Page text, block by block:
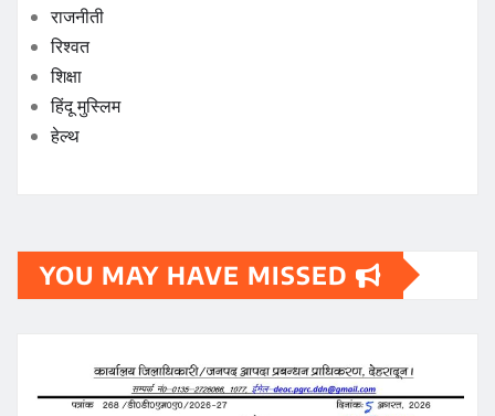
राजनीती
रिश्वत
शिक्षा
हिंदू मुस्लिम
हेल्थ
YOU MAY HAVE MISSED